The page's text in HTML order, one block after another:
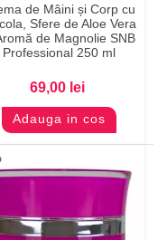
de Mâini și Corp cu
Sfere de Aloe Vera
de Magnolie SNB
Professional 250 ml
69,00 lei
Adauga in cos